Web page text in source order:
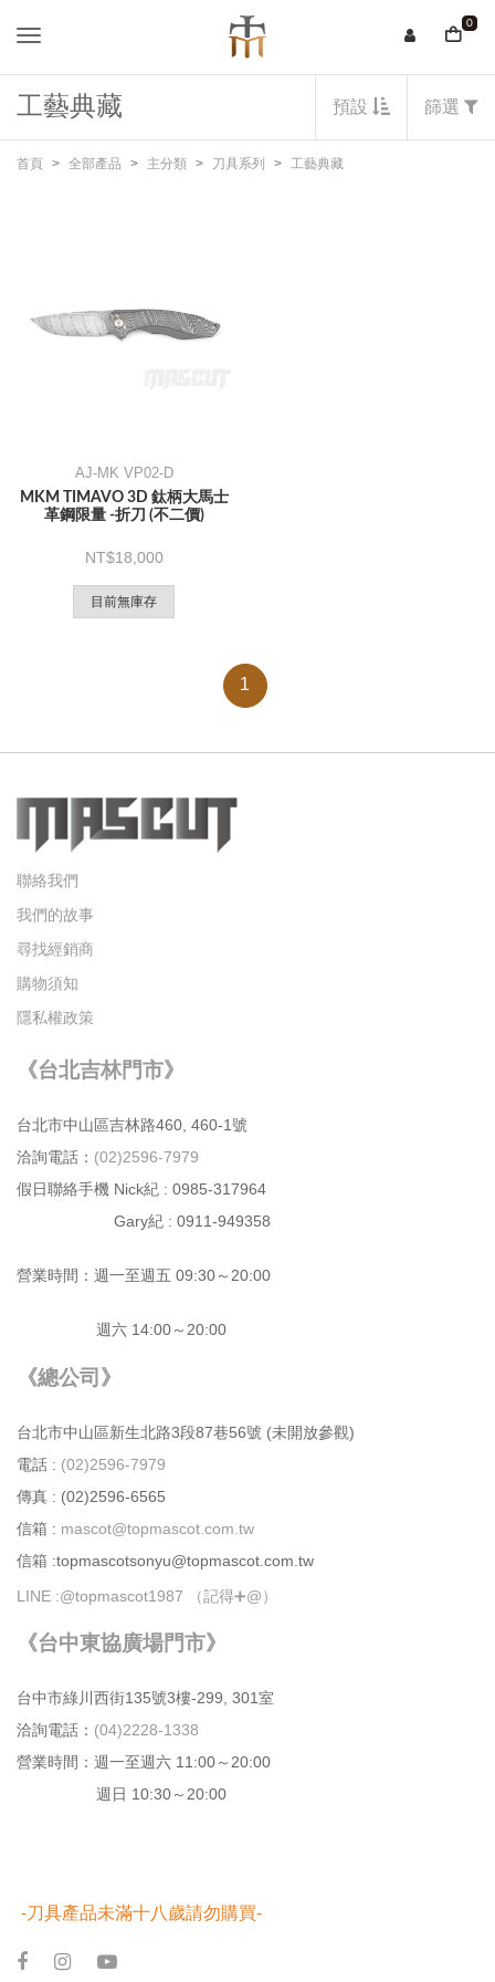
0
工藝典藏 預設 篩選
首頁 全部產品 主分類 刀具系列 工藝典藏
AJ-MK VP02-D
MKM TIMAVO 3D 鈦柄大馬士
革鋼限量 -折刀 (不二價)
18,000
目前無庫存
1
聯絡我們
我們的故事
尋找經銷商
購物須知
隱私權政策
《台北吉林門市》
台北市中⼭區吉林路460, 460-1號
洽詢電話： (02)2596-7979
假日聯絡手機 Nick紀 : 0985-317964
Gary紀 : 0911-949358
營業時間：週⼀⾄週五 09:30～20:00
週六 14:00～20:00
《總公司》
台北市中⼭區新⽣北路3段87巷56號 (未開放參觀)
電話 : (02)2596-7979
傳真 : (02)2596-6565
信箱 : mascot@topmascot.com.tw
信箱 :topmascotsonyu@topmascot.com.tw
LINE :@topmascot1987 （記得➕@）
《台中東協廣場門市》
台中市綠川⻄街135號3樓-299, 301室
洽詢電話： (04)2228-1338
營業時間：週⼀⾄週六 11:00～20:00
週日 10:30～20:00
-刀具產品未滿十八歲請勿購買-